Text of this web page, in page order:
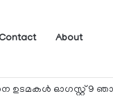
Contact About